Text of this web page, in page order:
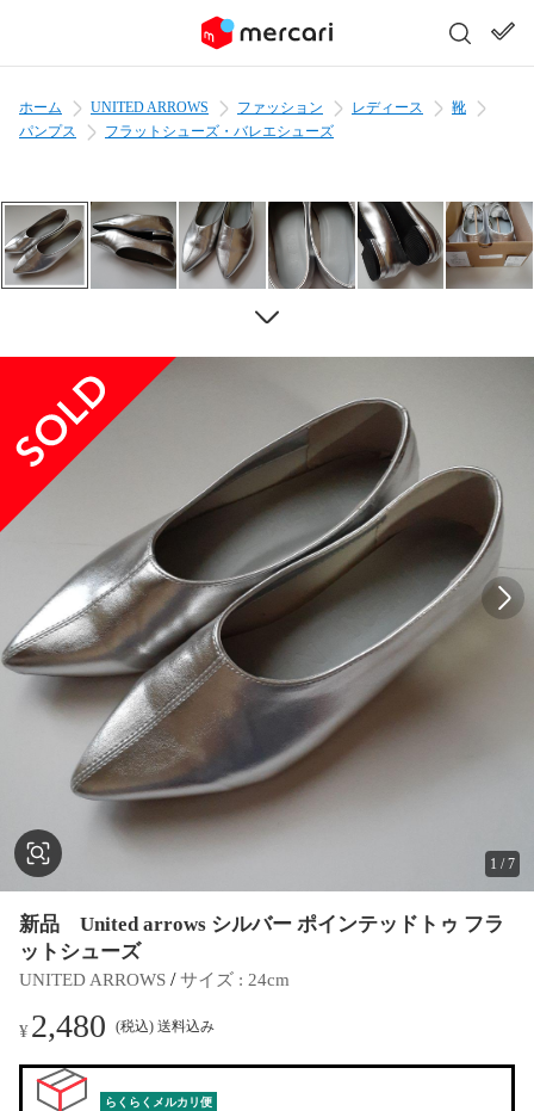
ホーム UNITED ARROWS ファッション レディース
靴
パンプス
フラットシューズ・バレエシューズ
1 /7
新品 United arrows シルバー ポインテッドトゥ フラ
ットシューズ
UNITED ARROWS / サイズ : 24cm
¥2,480 (税込) 送料込み
らくらくメルカリ便